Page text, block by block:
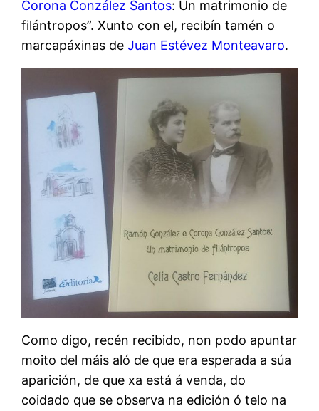
Corona Conzález Santos: Un matrimonio de
filántropos”. Xunto con el, recibín tamén o
marcapáxinas deJuan Estévez Monteavaro.
Como digo, recén recibido, non podo apuntar
moito del máis aló de que era esperada a súa
aparición, de que xa está á venda, do
coidado que se observa na edición ó telo na